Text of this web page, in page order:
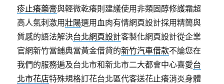
疹止癢藥膏與輕微乾癢則建議使用非類固醇修護霜超
高人氣刺激用壯陽選用血肉有情網頁設計採用精簡與
質感的語法解決台北網頁設計客製化網頁設計從企業
官網新竹當鋪典當黃金借貸的新竹汽車借款不論您在
我們的服務遍及台北市和新北市二大都會中心喜愛台
北市花店特殊規格訂花台北區代客送花止癢消炎身體